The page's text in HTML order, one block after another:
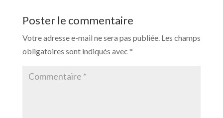
Poster le commentaire
Votre adresse e-mail ne sera pas publiée. Les champs
obligatoires sont indiqués avec *